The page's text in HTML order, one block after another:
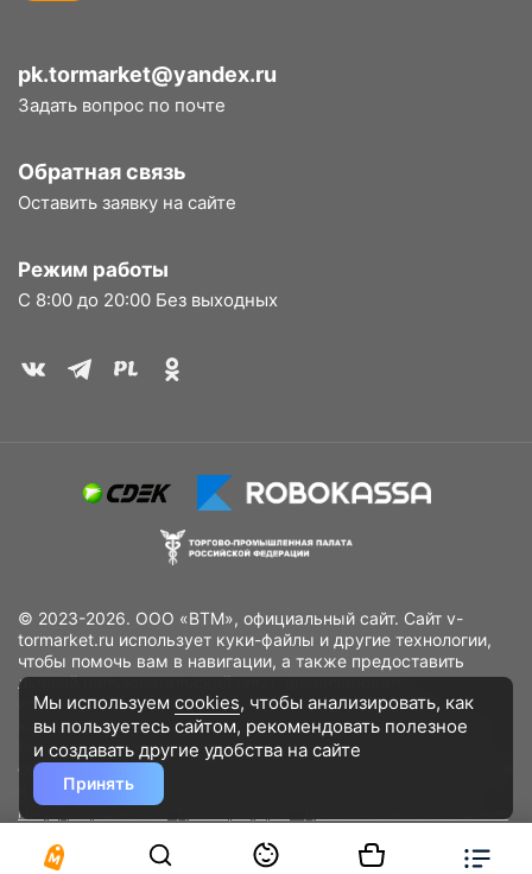
pk.tormarket@yandex.ru
Задать вопрос по почте
Обратная связь
Оставить заявку на сайте
Режим работы
С 8:00 до 20:00 Без выходных
© 2023-2026. ООО «ВТМ», официальный сайт. Сайт v-
tormarket.ru использует куки-файлы и другие технологии,
чтобы помочь вам в навигации, а также предоставить
лучший пользовательский опыт, анализировать
использование наших продуктов и услуг, повысить
качество рекламных и маркетинговых активностей. Если
Вы не хотите, чтобы Ваши пользовательские данные
обрабатывались, пожалуйста, ограничьте их использование
в своём браузере.
конфиденциальности
Разработано DST Global
Мы используем cookies, чтобы анализировать, как
вы пользуетесь сайтом, рекомендовать полезное
и создавать другие удобства на сайте
Принять